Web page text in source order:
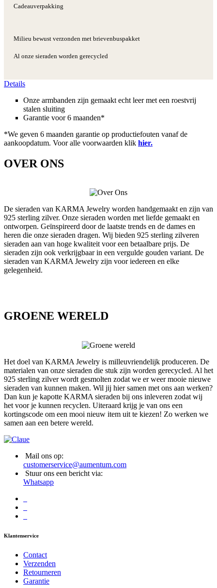
Cadeauverpakking
Milieu bewust verzonden met brievenbuspakket
Al onze sieraden worden gerecycled
Details
Onze armbanden zijn gemaakt echt leer met een roestvrij
stalen sluiting
Garantie voor 6 maanden*
*We geven 6 maanden garantie op productiefouten vanaf de
aankoopdatum. Voor alle voorwaarden klik hier.
OVER ONS
De sieraden van KARMA Jewelry worden handgemaakt en zijn van
925 sterling zilver. Onze sieraden worden met liefde gemaakt en
ontworpen. Geïnspireerd door de laatste trends en de dames en
heren die onze sieraden dragen. Wij bieden 925 sterling zilveren
sieraden aan van hoge kwaliteit voor een betaalbare prijs. De
sieraden zijn ook verkrijgbaar in een vergulde gouden variant. De
sieraden van KARMA Jewelry zijn voor iedereen en elke
gelegenheid.
GROENE WERELD
Het doel van KARMA Jewelry is milleuvriendelijk produceren. De
materialen van onze sieraden die stuk zijn worden gerecycled. Al het
925 sterling zilver wordt gesmolten zodat we er weer mooie nieuwe
sieraden van kunnen maken. Wil jij hier samen met ons aan werken?
Dan kun je kapotte KARMA sieraden bij ons inleveren zodat wij
het voor je kunnen recyclen. Uiteraard krijg je van ons een
kortingscode om een mooi nieuw item uit te kiezen! Zo werken we
samen aan een betere wereld.
Mail ons op:
customerservice@aumentum.com
Stuur ons een bericht via:
Whatsapp
Klantenservice
Contact
Verzenden
Retourneren
Garantie